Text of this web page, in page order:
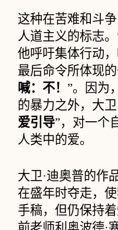
这种在苦难和斗
人道主义的标志
他呼吁集体行动
最后命令所体现
喊：不！ ”。因为
的暴力之外，大
爱引导”，对一个
人类中的爱。
大卫·迪奥普的作
在盛年时夺走，
手稿，但仍保持